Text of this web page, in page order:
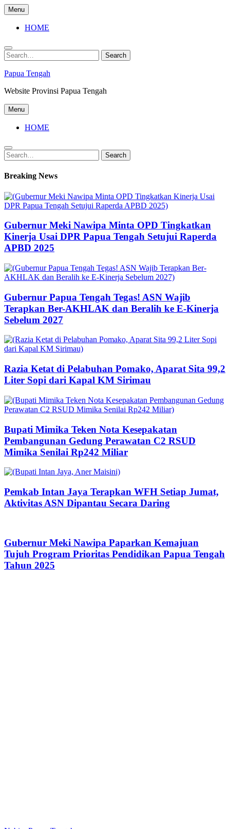
Skip
to
content
Menu
HOME
Search
for:
Search
Papua Tengah
Website Provinsi Papua Tengah
Menu
HOME
Search
for:
Search
Breaking News
Gubernur Meki Nawipa Minta OPD Tingkatkan
Kinerja Usai DPR Papua Tengah Setujui Raperda
APBD 2025
Gubernur Papua Tengah Tegas! ASN Wajib
Terapkan Ber-AKHLAK dan Beralih ke E-Kinerja
Sebelum 2027
Razia Ketat di Pelabuhan Pomako, Aparat Sita 99,2
Liter Sopi dari Kapal KM Sirimau
Bupati Mimika Teken Nota Kesepakatan
Pembangunan Gedung Perawatan C2 RSUD
Mimika Senilai Rp242 Miliar
Pemkab Intan Jaya Terapkan WFH Setiap Jumat,
Aktivitas ASN Dipantau Secara Daring
Gubernur Meki Nawipa Paparkan Kemajuan
Tujuh Program Prioritas Pendidikan Papua Tengah
Tahun 2025